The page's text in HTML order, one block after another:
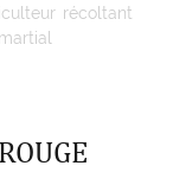
récoltant